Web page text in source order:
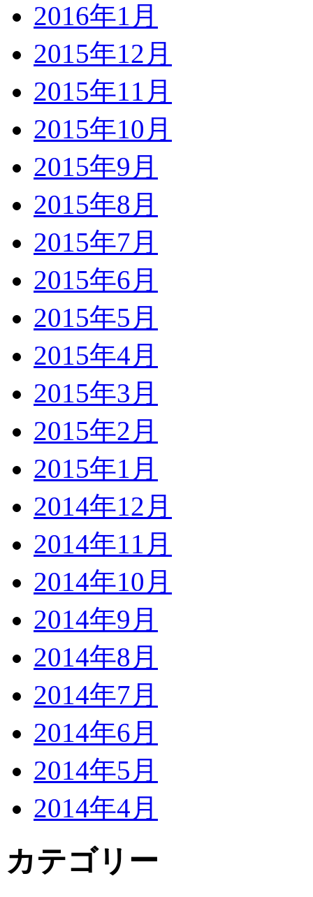
2016年1月
2015年12月
2015年11月
2015年10月
2015年9月
2015年8月
2015年7月
2015年6月
2015年5月
2015年4月
2015年3月
2015年2月
2015年1月
2014年12月
2014年11月
2014年10月
2014年9月
2014年8月
2014年7月
2014年6月
2014年5月
2014年4月
カテゴリー